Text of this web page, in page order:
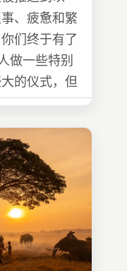
、疲惫和繁
们终于有了
做一些特别
的仪式，但